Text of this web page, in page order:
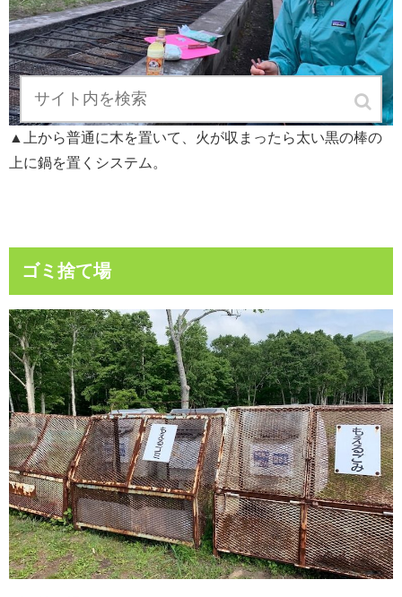
▲上から普通に木を置いて、火が収まったら太い黒の棒の
上に鍋を置くシステム。
ゴミ捨て場